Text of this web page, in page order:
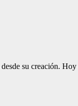
su creación.